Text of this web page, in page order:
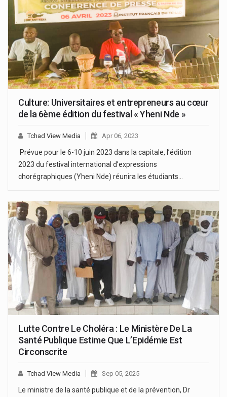
Culture: Universitaires et entrepreneurs au cœur
de la 6ème édition du festival « Yheni Nde »
Tchad View Media Apr 06, 2023
Prévue pour le 6-10 juin 2023 dans la capitale, l’édition
2023 du festival international d’expressions
chorégraphiques (Yheni Nde) réunira les étudiants…
Lutte Contre Le Choléra : Le Ministère De La
Santé Publique Estime Que L’Epidémie Est
Circonscrite
Tchad View Media Sep 05, 2025
Le ministre de la santé publique et de la prévention, Dr